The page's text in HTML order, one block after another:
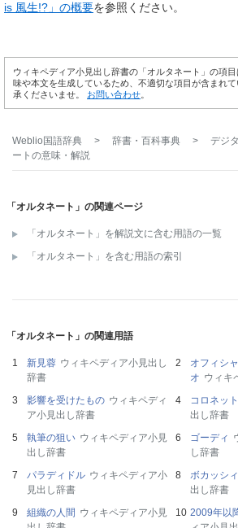
is 風生!?」の概要を参照ください。
ウィキペディア小見出し辞書の「オルタネート」の項
味や本文を生成しているため、不適切な項目が含まれ
承くださいませ。 お問い合わせ。
Weblio国語辞典 > 辞書・百科事典 > デジ
ート の意味・解説
「オルタネート」の関連ページ
「オルタネート」を解説文に含む用語の一覧
「オルタネート」を含む用語の索引
「オルタネート」の関連用語
新見蓉 ウィキペディア小見出し
辞書
オフィシ
オ ウィキ
影響を受けたもの ウィキペディ
ア小見出し辞書
コロネット
出し辞書
執筆の狙い ウィキペディア小見
出し辞書
ゴーディ
し辞書
パラディドル ウィキペディア小
見出し辞書
ボカッシィ
出し辞書
組織の人間 ウィキペディア小見
2009年以